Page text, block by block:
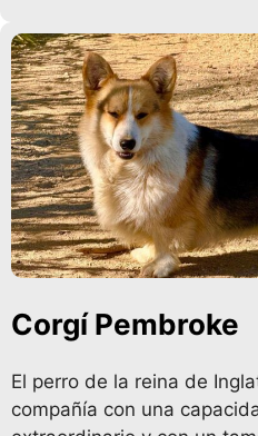
Corgí Pembroke
El perro de la reina de
compañía con una